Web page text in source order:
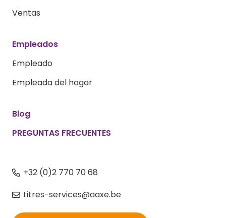
Ventas
Empleados
Empleado
Empleada del hogar
Blog
PREGUNTAS FRECUENTES
+32 (0)2 770 70 68
titres-services@aaxe.be